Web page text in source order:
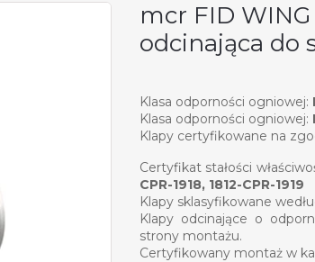
mcr FID
odcinająca do
Klasa odporności ogniowej:
Klasa odporności ogniowej:
Klapy certyfikowane na
Certyfikat stałości
CPR-1918, 1812-CPR-1919
Klapy sklasyfikowane
Klapy odcinające o
strony montażu.
Certyfikowany montaż w